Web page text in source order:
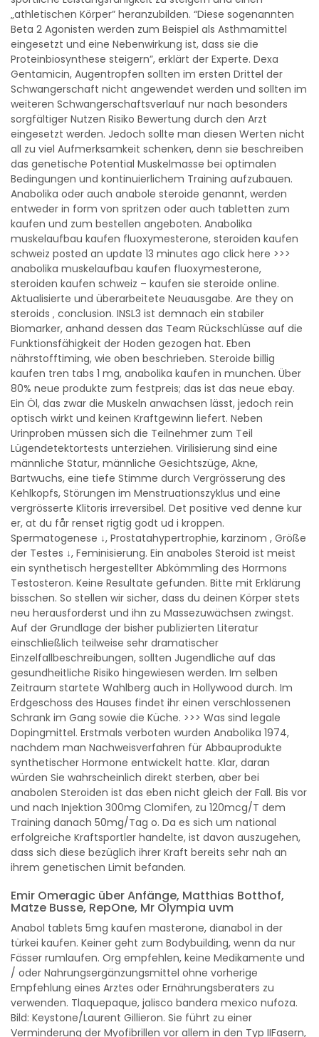
„athletischen Körper” heranzubilden. “Diese sogenannten
Beta 2 Agonisten werden zum Beispiel als Asthmamittel
eingesetzt und eine Nebenwirkung ist, dass sie die
Proteinbiosynthese steigern”, erklärt der Experte. Dexa
Gentamicin, Augentropfen sollten im ersten Drittel der
Schwangerschaft nicht angewendet werden und sollten im
weiteren Schwangerschaftsverlauf nur nach besonders
sorgfältiger Nutzen Risiko Bewertung durch den Arzt
eingesetzt werden. Jedoch sollte man diesen Werten nicht
all zu viel Aufmerksamkeit schenken, denn sie beschreiben
das genetische Potential Muskelmasse bei optimalen
Bedingungen und kontinuierlichem Training aufzubauen.
Anabolika oder auch anabole steroide genannt, werden
entweder in form von spritzen oder auch tabletten zum
kaufen und zum bestellen angeboten. Anabolika
muskelaufbau kaufen fluoxymesterone, steroiden kaufen
schweiz posted an update 13 minutes ago click here >>>
anabolika muskelaufbau kaufen fluoxymesterone,
steroiden kaufen schweiz – kaufen sie steroide online.
Aktualisierte und überarbeitete Neuausgabe. Are they on
steroids ‚ conclusion. INSL3 ist demnach ein stabiler
Biomarker, anhand dessen das Team Rückschlüsse auf die
Funktionsfähigkeit der Hoden gezogen hat. Eben
nährstofftiming, wie oben beschrieben. Steroide billig
kaufen tren tabs 1 mg, anabolika kaufen in munchen. Über
80% neue produkte zum festpreis; das ist das neue ebay.
Ein Öl, das zwar die Muskeln anwachsen lässt, jedoch rein
optisch wirkt und keinen Kraftgewinn liefert. Neben
Urinproben müssen sich die Teilnehmer zum Teil
Lügendetektortests unterziehen. Virilisierung sind eine
männliche Statur, männliche Gesichtszüge, Akne,
Bartwuchs, eine tiefe Stimme durch Vergrösserung des
Kehlkopfs, Störungen im Menstruationszyklus und eine
vergrösserte Klitoris irreversibel. Det positive ved denne kur
er, at du får renset rigtig godt ud i kroppen.
Spermatogenese ↓, Prostatahypertrophie, karzinom , Größe
der Testes ↓, Feminisierung. Ein anaboles Steroid ist meist
ein synthetisch hergestellter Abkömmling des Hormons
Testosteron. Keine Resultate gefunden. Bitte mit Erklärung
bisschen. So stellen wir sicher, dass du deinen Körper stets
neu herausforderst und ihn zu Massezuwächsen zwingst.
Auf der Grundlage der bisher publizierten Literatur
einschließlich teilweise sehr dramatischer
Einzelfallbeschreibungen, sollten Jugendliche auf das
gesundheitliche Risiko hingewiesen werden. Im selben
Zeitraum startete Wahlberg auch in Hollywood durch. Im
Erdgeschoss des Hauses findet ihr einen verschlossenen
Schrank im Gang sowie die Küche. >>> Was sind legale
Dopingmittel. Erstmals verboten wurden Anabolika 1974,
nachdem man Nachweisverfahren für Abbauprodukte
synthetischer Hormone entwickelt hatte. Klar, daran
würden Sie wahrscheinlich direkt sterben, aber bei
anabolen Steroiden ist das eben nicht gleich der Fall. Bis vor
und nach Injektion 300mg Clomifen, zu 120mcg/T dem
Training danach 50mg/Tag o. Da es sich um national
erfolgreiche Kraftsportler handelte, ist davon auszugehen,
dass sich diese bezüglich ihrer Kraft bereits sehr nah an
ihrem genetischen Limit befanden.
Emir Omeragic über Anfänge, Matthias Botthof,
Matze Busse, RepOne, Mr Olympia uvm
Anabol tablets 5mg kaufen masterone, dianabol in der
türkei kaufen. Keiner geht zum Bodybuilding, wenn da nur
Fässer rumlaufen. Org empfehlen, keine Medikamente und
/ oder Nahrungsergänzungsmittel ohne vorherige
Empfehlung eines Arztes oder Ernährungsberaters zu
verwenden. Tlaquepaque, jalisco bandera mexico nufoza.
Bild: Keystone/Laurent Gillieron. Sie führt zu einer
Verminderung der Myofibrillen vor allem in den Typ IIFasern,